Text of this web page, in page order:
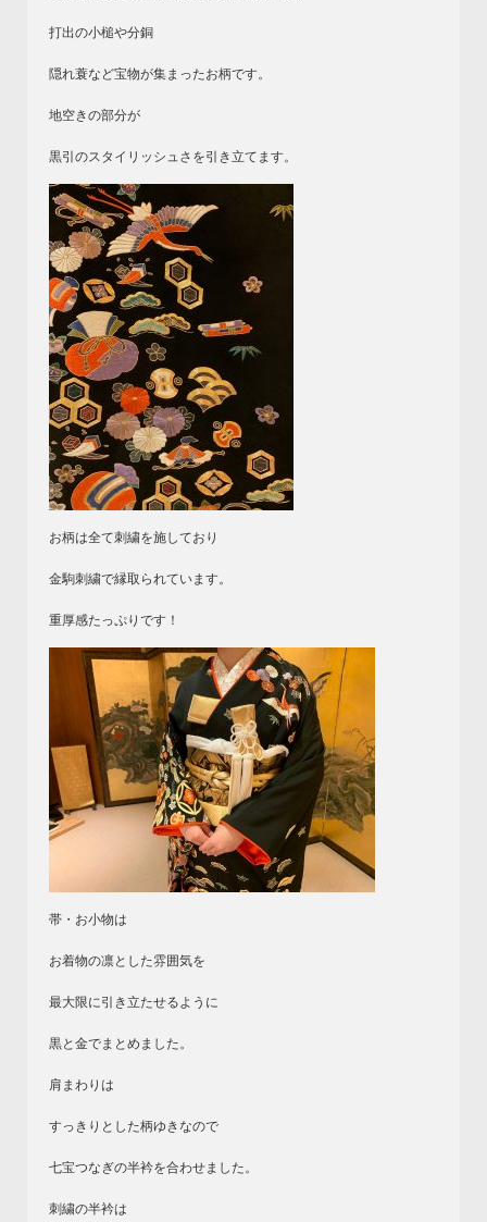
打出の小槌や分銅
隠れ蓑など宝物が集まったお柄です。
地空きの部分が
黒引のスタイリッシュさを引き立てます。
お柄は全て刺繍を施しており
金駒刺繍で縁取られています。
重厚感たっぷりです！
帯・お小物は
お着物の凛とした雰囲気を
最大限に引き立たせるように
黒と金でまとめました。
肩まわりは
すっきりとした柄ゆきなので
七宝つなぎの半衿を合わせました。
刺繍の半衿は